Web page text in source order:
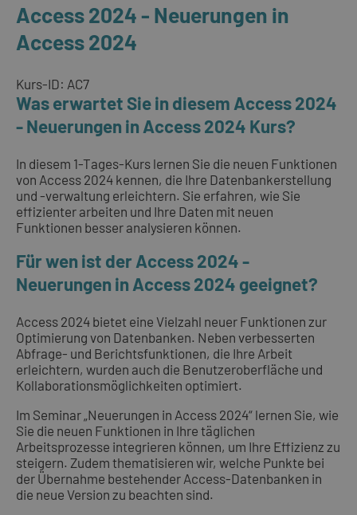
Access 2024 - Neuerungen in
Access 2024
Kurs-ID: AC7
Was erwartet Sie in diesem Access 2024
- Neuerungen in Access 2024 Kurs?
In diesem 1-Tages-Kurs lernen Sie die neuen Funktionen
von Access 2024 kennen, die Ihre Datenbankerstellung
und -verwaltung erleichtern. Sie erfahren, wie Sie
effizienter arbeiten und Ihre Daten mit neuen
Funktionen besser analysieren können.
Für wen ist der Access 2024 -
Neuerungen in Access 2024 geeignet?
Access 2024 bietet eine Vielzahl neuer Funktionen zur
Optimierung von Datenbanken. Neben verbesserten
Abfrage- und Berichtsfunktionen, die Ihre Arbeit
erleichtern, wurden auch die Benutzeroberfläche und
Kollaborationsmöglichkeiten optimiert.
Im Seminar „Neuerungen in Access 2024“ lernen Sie, wie
Sie die neuen Funktionen in Ihre täglichen
Arbeitsprozesse integrieren können, um Ihre Effizienz zu
steigern. Zudem thematisieren wir, welche Punkte bei
der Übernahme bestehender Access-Datenbanken in
die neue Version zu beachten sind.